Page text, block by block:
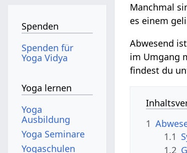
Manchmal
es einem
Abwesend
im Umgang
findest du
1
1.1
1.2
Spenden
Spenden für
Yoga Vidya
Yoga lernen
Yoga
Ausbildung
Yoga Seminare
Yogaschulen